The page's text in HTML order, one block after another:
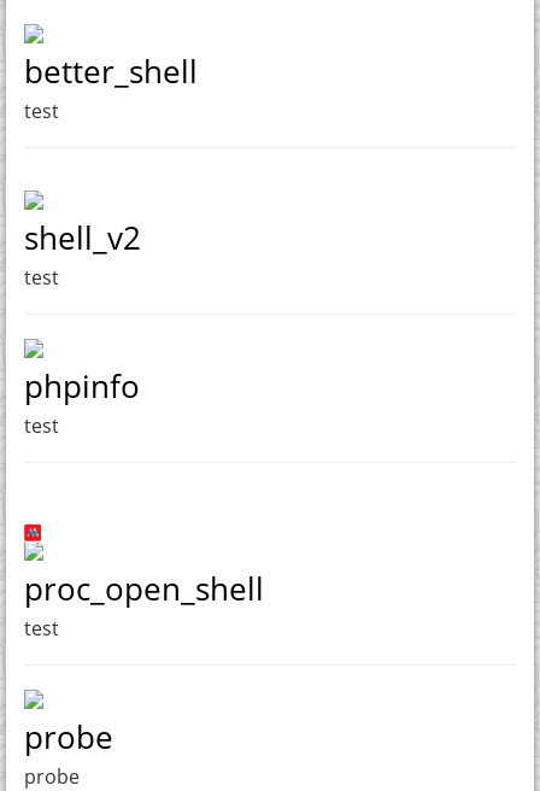
better_shell
test
shell_v2
test
phpinfo
test
proc_open_shell
test
probe
probe